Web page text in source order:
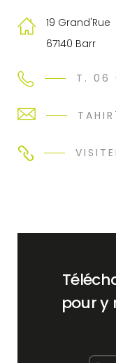
19 Grand'Rue
67140 Barr
T. 06
pour y